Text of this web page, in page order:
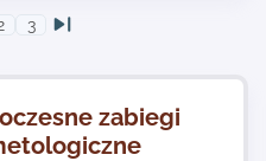
3
zabiegi